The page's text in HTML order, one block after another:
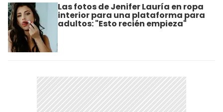
Las fotos de Jenifer Lauría en ropa
interior para una plataforma para
adultos: "Esto recién empieza"